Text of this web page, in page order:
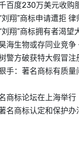
百度230万美元收购
刘翔”商标申请遭拒
刘翔”商标拥有者渴望
海生物或存同业竞
警方破获特大假冒注
手：著名商标有质
商标论坛在上海举行
名商标认定和保护办